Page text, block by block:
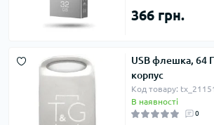
366 грн.
USB флешка, 64
корпус
Код товару:
В наявності
0